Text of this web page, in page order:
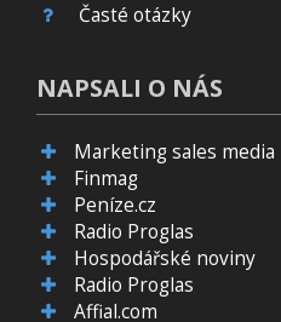
Časté otázky
NAPSALI O NÁS
Marketing sales media
Finmag
Peníze.cz
Radio Proglas
Hospodářské noviny
Radio Proglas
Affial.com